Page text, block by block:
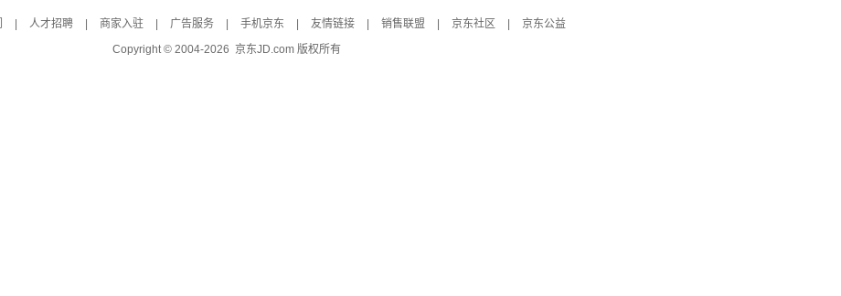
人才招聘 商家入驻 广告服务 手机京东 友情链接 销售联盟 京东社区
京东公益
Copyright © 2004-2026 京东JD.com 版权所有